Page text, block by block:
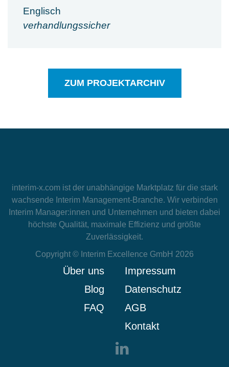
Englisch
verhandlungssicher
ZUM PROJEKTARCHIV
interim-x.comist der unabhängige Marktplatz für die stark
wachsende Interim Management-Branche. Wir verbinden
Interim Manager:innen und Unternehmen und bieten dabei
höchste Qualität, maximale Effizienz und größte
Zuverlässigkeit.
Copyright © Interim Excellence GmbH 2026
Über uns
Blog
FAQ
Impressum
Datenschutz
AGB
Kontakt